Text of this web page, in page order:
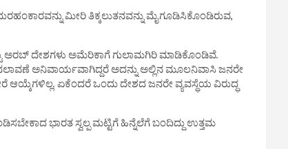
ಮೀರಿ ತಿಕ್ಕಲುತನವನ್ನು ಮೈಗೂಡಿಸಿಕೊಂಡಿರುವ,
ಅರಬ್ ದೇಶಗಳು ಅಮೆರಿಕಾಗೆ ಗುಲಾಮಗಿರಿ ಮಾಡಿಕೊಂಡಿವೆ.
ಅನಿವಾರ್ಯವಾಗಿದ್ದರೆ ಅದನ್ನು ಅಲ್ಲಿನ ಮೂಲನಿವಾಸಿ ಜನರೇ
ಆಯ್ಕೆಗಳಿಲ್ಲ. ಏಕೆಂದರೆ ಒಂದು ದೇಶದ ಜನರೇ ವ್ಯವಸ್ಥೆಯ ವಿರುದ್ಧ
ಭಾರತ ಸ್ವಲ್ಪ ಮಟ್ಟಿಗೆ ಹಿನ್ನೆಲೆಗೆ ಬಂದಿದ್ದು ಉತ್ತಮ